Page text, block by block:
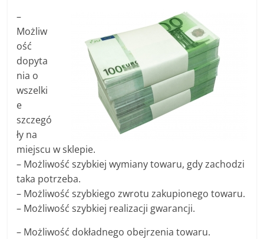
–
Możliw
ość
dopyta
nia o
wszelki
e
szczegó
ły na
miejscu w sklepie.
– Możliwość szybkiej wymiany towaru, gdy zachodzi
taka potrzeba.
– Możliwość szybkiego zwrotu zakupionego towaru.
– Możliwość szybkiej realizacji gwarancji.
– Możliwość dokładnego obejrzenia towaru.